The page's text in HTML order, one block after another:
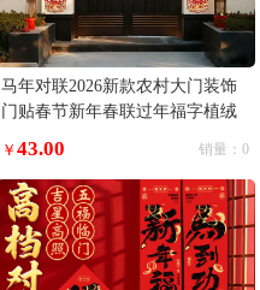
马年对联2026新款农村大门装饰
门贴春节新年春联过年福字植绒
￥43.00 销量：0